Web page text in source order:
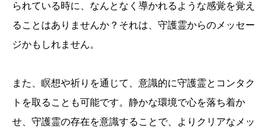
られている時に、なんとなく導かれるような感覚を覚え
ることはありませんか？それは、守護霊からのメッセー
ジかもしれません。
また、瞑想や祈りを通じて、意識的に守護霊とコンタク
トを取ることも可能です。静かな環境で心を落ち着か
せ、守護霊の存在を意識することで、よりクリアなメッ